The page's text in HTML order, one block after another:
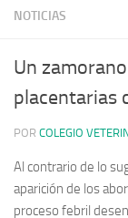
NOTICIAS
Un
placentarias
POR COLEGIO
Al contrario de lo
aparición de los
proceso febril